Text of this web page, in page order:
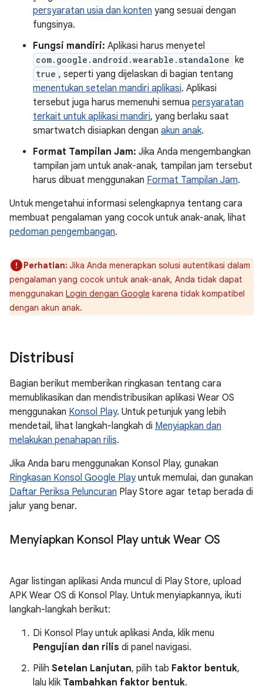
persyaratan usia dan konten yang sesuai dengan
fungsinya.
Fungsi mandiri: Aplikasi harus menyetel
com.google.android.wearable.standalone ke
true , seperti yang dijelaskan di bagian tentang
menentukan setelan mandiri aplikasi. Aplikasi
tersebut juga harus memenuhi semua persyaratan
terkait untuk aplikasi mandiri, yang berlaku saat
smartwatch disiapkan dengan akun anak.
Format Tampilan Jam: Jika Anda mengembangkan
tampilan jam untuk anak-anak, tampilan jam tersebut
harus dibuat menggunakan Format Tampilan Jam.
Untuk mengetahui informasi selengkapnya tentang cara
membuat pengalaman yang cocok untuk anak-anak, lihat
pedoman pengembangan.
Perhatian: Jika Anda menerapkan solusi autentikasi dalam
pengalaman yang cocok untuk anak-anak, Anda tidak dapat
menggunakan Login dengan Google karena tidak kompatibel
dengan akun anak.
Distribusi
Bagian berikut memberikan ringkasan tentang cara
memublikasikan dan mendistribusikan aplikasi Wear OS
menggunakan Konsol Play. Untuk petunjuk yang lebih
mendetail, lihat langkah-langkah di Menyiapkan dan
melakukan penahapan rilis.
Jika Anda baru menggunakan Konsol Play, gunakan
Ringkasan Konsol Google Playuntuk memulai, dan gunakan
Daftar Periksa Peluncuran Play Store agar tetap berada di
jalur yang benar.
Menyiapkan Konsol Play untuk Wear OS
Agar listingan aplikasi Anda muncul di Play Store, upload
APK Wear OS di Konsol Play. Untuk menyiapkannya, ikuti
langkah-langkah berikut:
Di Konsol Play untuk aplikasi Anda, klik menu
Pengujian dan rilis di panel navigasi.
Pilih Setelan Lanjutan, pilih tab Faktor bentuk,
lalu klik Tambahkan faktor bentuk.